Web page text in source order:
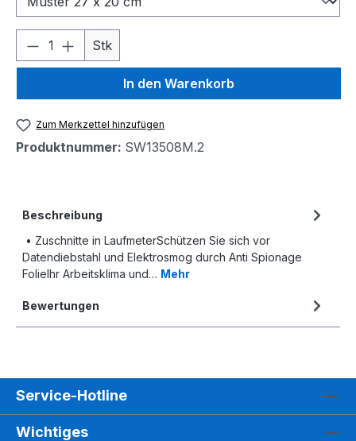
Produkt Anzahl: Gib den
Stk
In den Warenkorb
Zum Merkzettel hinzufügen
Produktnummer: SW13508M.2
Beschreibung
• Zuschnitte in LaufmeterSchützen Sie sich vor
Datendiebstahl und Elektrosmog durch Anti Spionage
FolieIhr Arbeitsklima und… Mehr
Bewertungen
Service-Hotline
Wichtiges